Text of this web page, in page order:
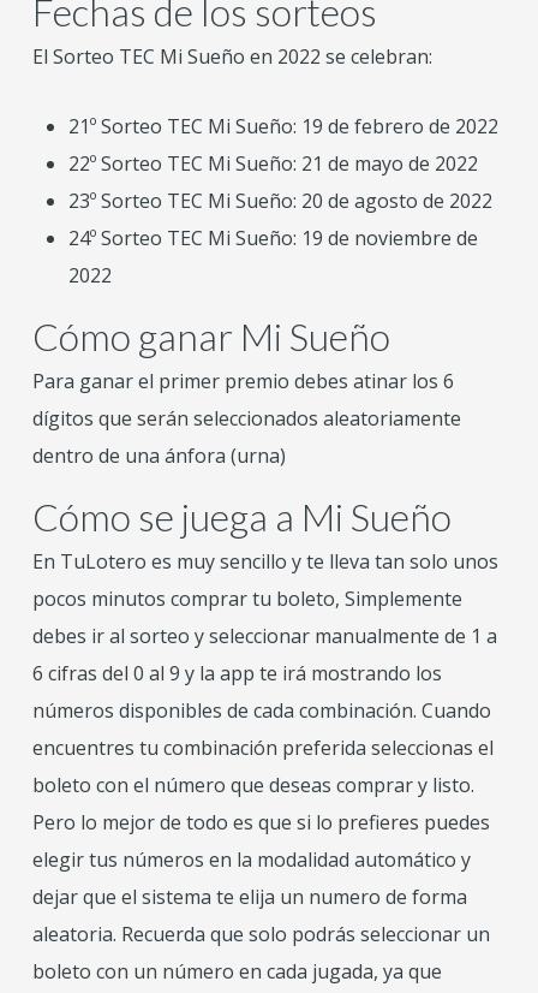
Fechas de los sorteos
El Sorteo TEC Mi Sueño en 2022 se celebran:
21º Sorteo TEC Mi Sueño: 19 de febrero de 2022
22º Sorteo TEC Mi Sueño: 21 de mayo de 2022
23º Sorteo TEC Mi Sueño: 20 de agosto de 2022
24º Sorteo TEC Mi Sueño: 19 de noviembre de
2022
Cómo ganar Mi Sueño
Para ganar el primer premio debes atinar los 6
dígitos que serán seleccionados aleatoriamente
dentro de una ánfora (urna)
Cómo se juega a Mi Sueño
En TuLotero es muy sencillo y te lleva tan solo unos
pocos minutos comprar tu boleto, Simplemente
debes ir al sorteo y seleccionar manualmente de 1 a
6 cifras del 0 al 9 y la app te irá mostrando los
números disponibles de cada combinación. Cuando
encuentres tu combinación preferida seleccionas el
boleto con el número que deseas comprar y listo.
Pero lo mejor de todo es que si lo prefieres puedes
elegir tus números en la modalidad automático y
dejar que el sistema te elija un numero de forma
aleatoria. Recuerda que solo podrás seleccionar un
boleto con un número en cada jugada, ya que